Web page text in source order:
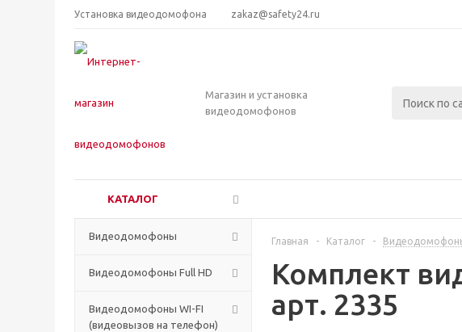
Установка видеодомофона zakaz@safety24.ru
Магазин и установка
видеодомофонов
КАТАЛОГ
Видеодомофоны
Видеодомофоны Full HD
Видеодомофоны WI-FI
(видеовызов на телефон)
Главная - Каталог -
Комплект
арт. 2335